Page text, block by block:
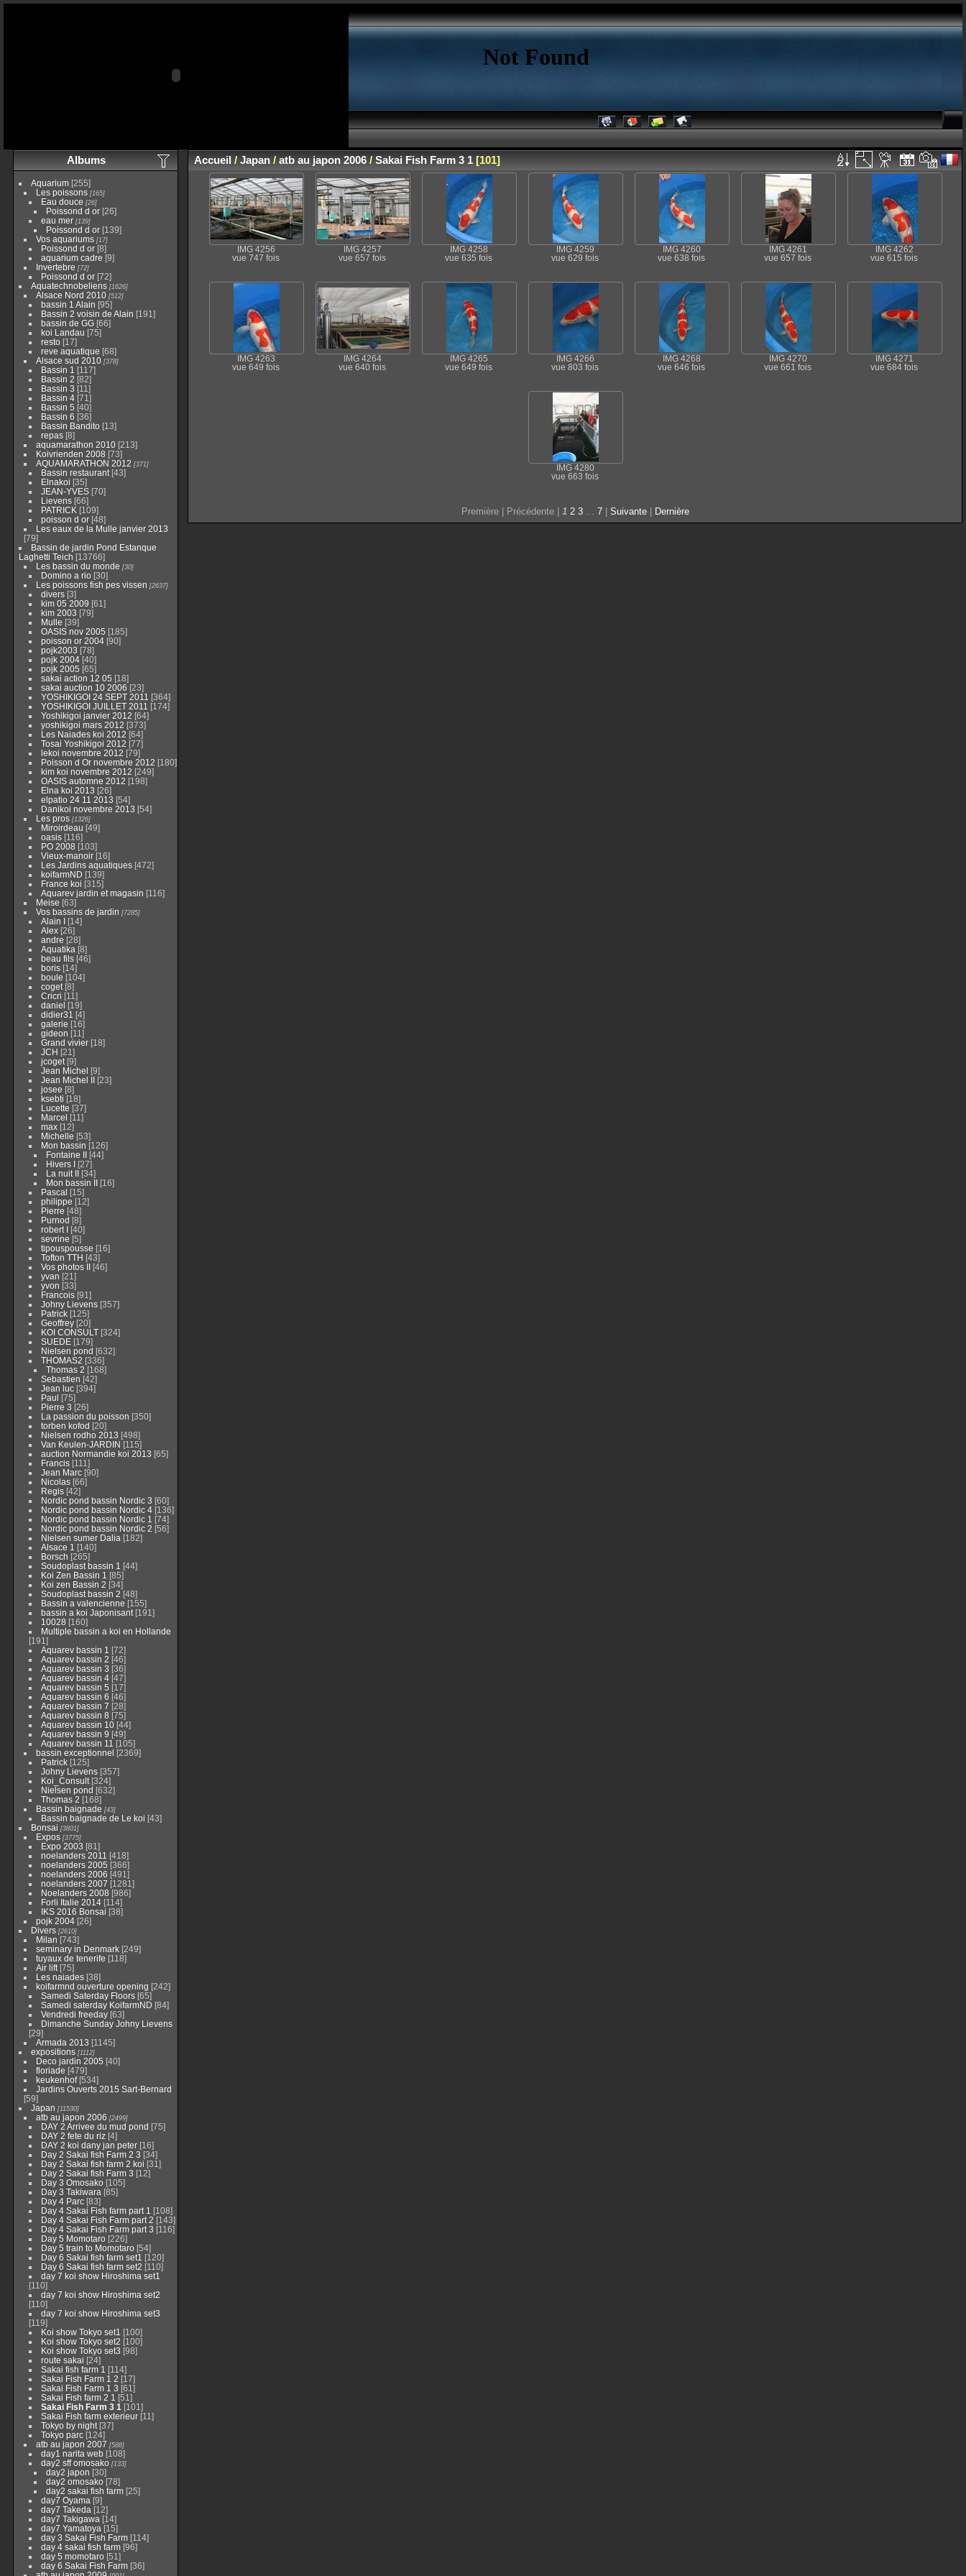
Albums
Aquarium [255]
Les poissons [165]
Eau douce [26]
Poissond d or [26]
eau mer [139]
Poissond d or [139]
Vos aquariums [17]
Poissond d or [8]
aquarium cadre [9]
Invertebre [72]
Poissond d or [72]
Aquatechnobeliens [1626]
Alsace Nord 2010 [512]
bassin 1 Alain [95]
Bassin 2 voisin de Alain [191]
bassin de GG [66]
koi Landau [75]
resto [17]
reve aquatique [68]
Alsace sud 2010 [378]
Bassin 1 [117]
Bassin 2 [82]
Bassin 3 [11]
Bassin 4 [71]
Bassin 5 [40]
Bassin 6 [36]
Bassin Bandito [13]
repas [8]
aquamarathon 2010 [213]
Koivrienden 2008 [73]
AQUAMARATHON 2012 [371]
Bassin restaurant [43]
Elnakoi [35]
JEAN-YVES [70]
Lievens [66]
PATRICK [109]
poisson d or [48]
Les eaux de la Mulle janvier 2013
[79]
Bassin de jardin Pond Estanque
Laghetti Teich [13766]
Les bassin du monde [30]
Domino a rio [30]
Les poissons fish pes vissen [2637]
divers [3]
kim 05 2009 [61]
kim 2003 [79]
Mulle [39]
OASIS nov 2005 [185]
poisson or 2004 [90]
pojk2003 [78]
pojk 2004 [40]
pojk 2005 [65]
sakai action 12 05 [18]
sakai auction 10 2006 [23]
YOSHIKIGOI 24 SEPT 2011 [364]
YOSHIKIGOI JUILLET 2011 [174]
Yoshikigoi janvier 2012 [64]
yoshikigoi mars 2012 [373]
Les Naiades koi 2012 [64]
Tosai Yoshikigoi 2012 [77]
lekoi novembre 2012 [79]
Poisson d Or novembre 2012 [180]
kim koi novembre 2012 [249]
OASIS automne 2012 [198]
Elna koi 2013 [26]
elpatio 24 11 2013 [54]
Danikoi novembre 2013 [54]
Les pros [1326]
Miroirdeau [49]
oasis [116]
PO 2008 [103]
Vieux-manoir [16]
Les Jardins aquatiques [472]
koifarmND [139]
France koi [315]
Aquarev jardin et magasin [116]
Meise [63]
Vos bassins de jardin [7285]
Alain I [14]
Alex [26]
andre [28]
Aquatika [8]
beau fils [46]
boris [14]
boule [104]
coget [8]
Cricri [11]
daniel [19]
didier31 [4]
galerie [16]
gideon [11]
Grand vivier [18]
JCH [21]
jcoget [9]
Jean Michel [9]
Jean Michel II [23]
josee [8]
ksebti [18]
Lucette [37]
Marcel [11]
max [12]
Michelle [53]
Mon bassin [126]
Fontaine II [44]
Hivers I [27]
La nuit II [34]
Mon bassin II [16]
Pascal [15]
philippe [12]
Pierre [48]
Purnod [8]
robert I [40]
sevrine [5]
tipouspousse [16]
Tofton TTH [43]
Vos photos II [46]
yvan [21]
yvon [33]
Francois [91]
Johny Lievens [357]
Patrick [125]
Geoffrey [20]
KOI CONSULT [324]
SUEDE [179]
Nielsen pond [632]
THOMAS2 [336]
Thomas 2 [168]
Sebastien [42]
Jean luc [394]
Paul [75]
Pierre 3 [26]
La passion du poisson [350]
torben kofod [20]
Nielsen rodho 2013 [498]
Van Keulen-JARDIN [115]
auction Normandie koi 2013 [65]
Francis [111]
Jean Marc [90]
Nicolas [66]
Regis [42]
Nordic pond bassin Nordic 3 [60]
Nordic pond bassin Nordic 4 [136]
Nordic pond bassin Nordic 1 [74]
Nordic pond bassin Nordic 2 [56]
Nielsen sumer Dalia [182]
Alsace 1 [140]
Borsch [265]
Soudoplast bassin 1 [44]
Koi Zen Bassin 1 [85]
Koi zen Bassin 2 [34]
Soudoplast bassin 2 [48]
Bassin a valencienne [155]
bassin a koi Japonisant [191]
10028 [160]
Multiple bassin a koi en Hollande
[191]
Aquarev bassin 1 [72]
Aquarev bassin 2 [46]
Aquarev bassin 3 [36]
Aquarev bassin 4 [47]
Aquarev bassin 5 [17]
Aquarev bassin 6 [46]
Aquarev bassin 7 [28]
Aquarev bassin 8 [75]
Aquarev bassin 10 [44]
Aquarev bassin 9 [49]
Aquarev bassin 11 [105]
bassin exceptionnel [2369]
Patrick [125]
Johny Lievens [357]
Koi_Consult [324]
Nielsen pond [632]
Thomas 2 [168]
Bassin baignade [43]
Bassin baignade de Le koi [43]
Bonsai [3801]
Expos [3775]
Expo 2003 [81]
noelanders 2011 [418]
noelanders 2005 [366]
noelanders 2006 [491]
noelanders 2007 [1281]
Noelanders 2008 [986]
Forli Italie 2014 [114]
IKS 2016 Bonsai [38]
pojk 2004 [26]
Divers [2610]
Milan [743]
seminary in Denmark [249]
tuyaux de tenerife [118]
Air lift [75]
Les naiades [38]
koifarmnd ouverture opening [242]
Samedi Saterday Floors [65]
Samedi saterday KoifarmND [84]
Vendredi freeday [63]
Dimanche Sunday Johny Lievens
[29]
Armada 2013 [1145]
expositions [1112]
Deco jardin 2005 [40]
floriade [479]
keukenhof [534]
Jardins Ouverts 2015 Sart-Bernard
[59]
Japan [11530]
atb au japon 2006 [2499]
DAY 2 Arrivee du mud pond [75]
DAY 2 fete du riz [4]
DAY 2 koi dany jan peter [16]
Day 2 Sakai fish Farm 2 3 [34]
Day 2 Sakai fish farm 2 koi [31]
Day 2 Sakai fish Farm 3 [12]
Day 3 Omosako [105]
Day 3 Takiwara [85]
Day 4 Parc [83]
Day 4 Sakai Fish farm part 1 [108]
Day 4 Sakai Fish Farm part 2 [143]
Day 4 Sakai Fish Farm part 3 [116]
Day 5 Momotaro [226]
Day 5 train to Momotaro [54]
Day 6 Sakai fish farm set1 [120]
Day 6 Sakai fish farm set2 [110]
day 7 koi show Hiroshima set1
[110]
day 7 koi show Hiroshima set2
[110]
day 7 koi show Hiroshima set3
[119]
Koi show Tokyo set1 [100]
Koi show Tokyo set2 [100]
Koi show Tokyo set3 [98]
route sakai [24]
Sakai fish farm 1 [114]
Sakai Fish Farm 1 2 [17]
Sakai Fish Farm 1 3 [61]
Sakai Fish farm 2 1 [51]
Sakai Fish Farm 3 1 [101]
Sakai Fish farm exterieur [11]
Tokyo by night [37]
Tokyo parc [124]
atb au japon 2007 [588]
day1 narita web [108]
day2 sff omosako [133]
day2 japon [30]
day2 omosako [78]
day2 sakai fish farm [25]
day7 Oyama [9]
day7 Takeda [12]
day7 Takigawa [14]
day7 Yamatoya [15]
day 3 Sakai Fish Farm [114]
day 4 sakai fish farm [96]
day 5 momotaro [51]
day 6 Sakai Fish Farm [36]
Accueil/ Japan/ atb au japon 2006/ Sakai Fish Farm 3 1[101]
IMG 4256
vue 747 fois
IMG 4257
vue 657 fois
IMG 4258
vue 635 fois
IMG 4259
vue 629 fois
IMG 4260
vue 638 fois
IMG 4261
vue 657 fois
IMG 4262
vue 615 fois
IMG 4263
vue 649 fois
IMG 4264
vue 640 fois
IMG 4265
vue 649 fois
IMG 4266
vue 803 fois
IMG 4268
vue 646 fois
IMG 4270
vue 661 fois
IMG 4271
vue 684 fois
IMG 4280
vue 663 fois
Première | Précédente | 1 2 3... 7| Suivante| Dernière